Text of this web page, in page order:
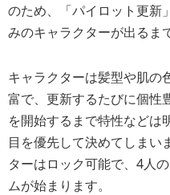
のため、「パイロット更新
みのキャラクターが出るま
キャラクターは髪型や肌の
富で、更新するたびに個性
を開始するまで特性などは
目を優先して決めてしまい
ターはロック可能で、4人
ムが始まります。